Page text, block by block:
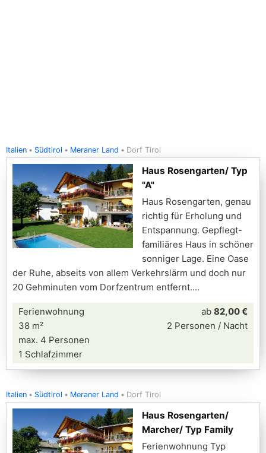
Italien Südtirol Meraner Land Dorf Tirol
Haus Rosengarten/ Typ
"A"
Haus Rosengarten, genau
richtig für Erholung und
Entspannung. Gepflegt-
familiäres Haus in schöner
sonniger Lage. Eine Oase
der Ruhe, abseits von allem Verkehrslärm und doch nur
20 Gehminuten vom Dorfzentrum entfernt.
Ferienwohnung
38 m²
max. 4 Personen
1 Schlafzimmer
ab 82,00 €
2 Personen / Nacht
Italien Südtirol Meraner Land Dorf Tirol
Haus Rosengarten/
Marcher/ Typ Family
Ferienwohnung Typ